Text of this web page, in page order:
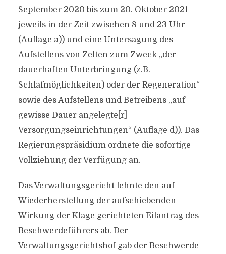
September 2020 bis zum 20. Oktober 2021
jeweils in der Zeit zwischen 8 und 23 Uhr
(Auflage a)) und eine Untersagung des
Aufstellens von Zelten zum Zweck „der
dauerhaften Unterbringung (z.B.
Schlafmöglichkeiten) oder der Regeneration“
sowie des Aufstellens und Betreibens „auf
gewisse Dauer angelegte[r]
Versorgungseinrichtungen“ (Auflage d)). Das
Regierungspräsidium ordnete die sofortige
Vollziehung der Verfügung an.
Das Verwaltungsgericht lehnte den auf
Wiederherstellung der aufschiebenden
Wirkung der Klage gerichteten Eilantrag des
Beschwerdeführers ab. Der
Verwaltungsgerichtshof gab der Beschwerde